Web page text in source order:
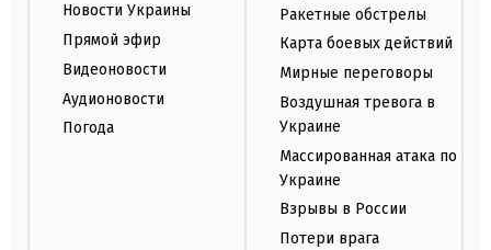
Новости Украины
Прямой эфир
Видеоновости
Аудионовости
Погода
Ракетные обстрелы
Карта боевых действий
Мирные переговоры
Воздушная тревога в
Украине
Массированная атака по
Украине
Взрывы в России
Потери врага